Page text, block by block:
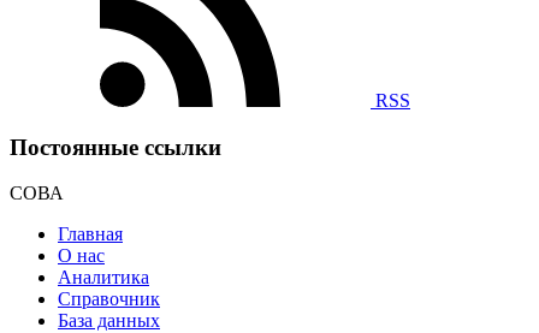
RSS
Постоянные ссылки
СОВА
Главная
О нас
Аналитика
Справочник
База данных